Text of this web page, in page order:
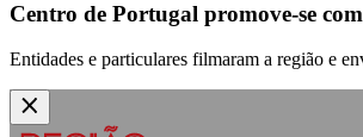
Centro de Portugal promove-se
Entidades e particulares filmaram a região e